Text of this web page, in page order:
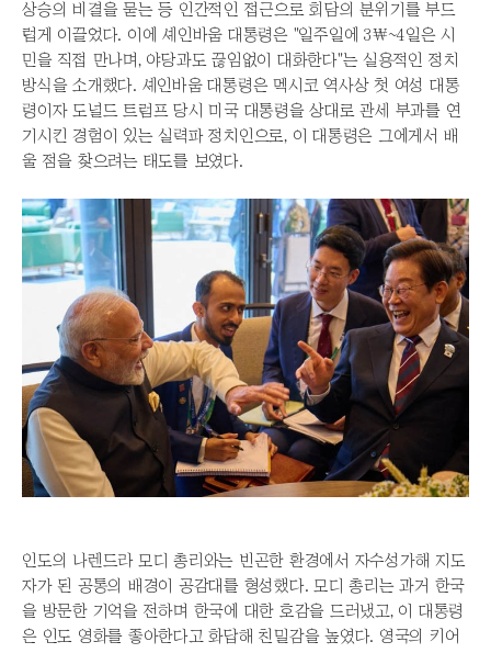
상승의 비결을 묻는 등 인간적인 접근으로 회담의 분위기를 부드
럽게 이끌었다. 이에 셰인바움 대통령은 "일주일에 3\~4일은 시
민을 직접 만나며, 야당과도 끊임없이 대화한다"는 실용적인 정치
방식을 소개했다. 셰인바움 대통령은 멕시코 역사상 첫 여성 대통
령이자 도널드 트럼프 당시 미국 대통령을 상대로 관세 부과를 연
기시킨 경험이 있는 실력파 정치인으로, 이 대통령은 그에게서 배
울 점을 찾으려는 태도를 보였다.
인도의 나렌드라 모디 총리와는 빈곤한 환경에서 자수성가해 지도
자가 된 공통의 배경이 공감대를 형성했다. 모디 총리는 과거 한국
을 방문한 기억을 전하며 한국에 대한 호감을 드러냈고, 이 대통령
은 인도 영화를 좋아한다고 화답해 친밀감을 높였다. 영국의 키어